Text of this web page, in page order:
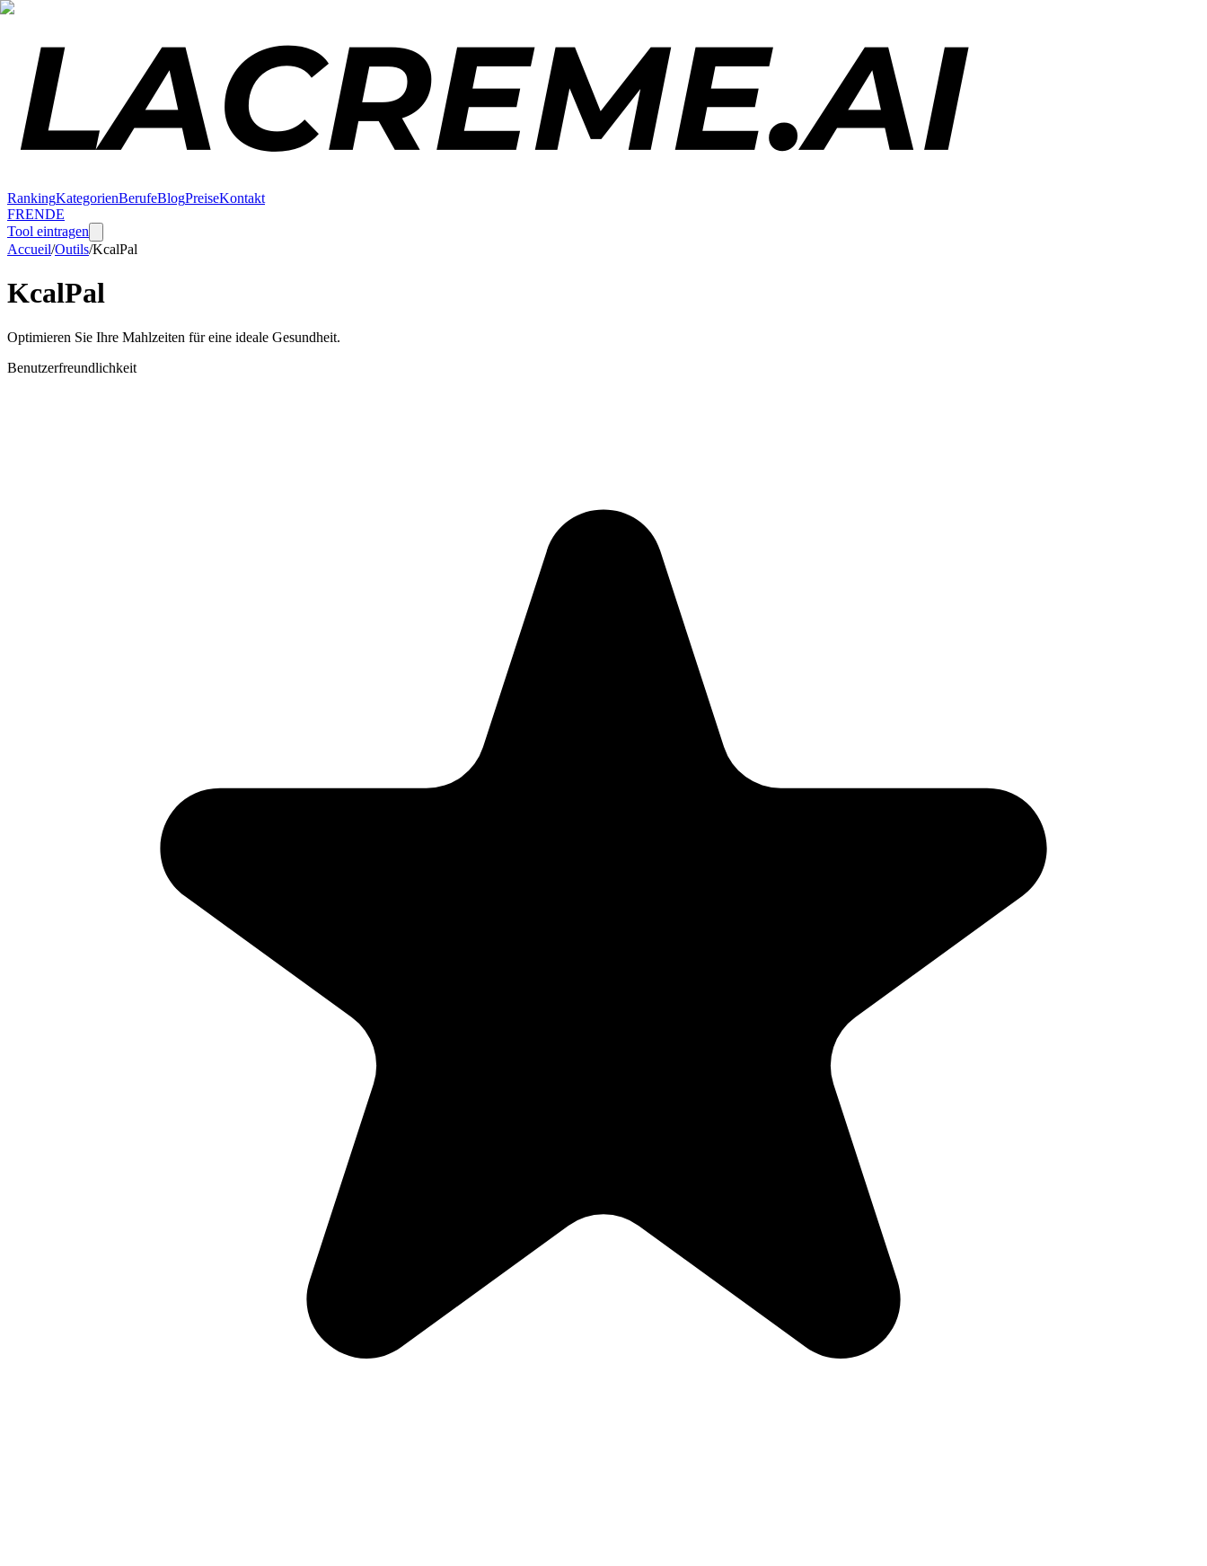
RankingKategorienBerufeBlogPreiseKontakt
FRENDE
Tool eintragen
Accueil/Outils/KcalPal
KcalPal
Optimieren Sie Ihre Mahlzeiten für eine ideale Gesundheit.
Benutzerfreundlichkeit